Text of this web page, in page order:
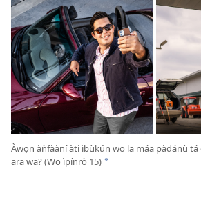
Àwọn àǹfààní àti ìbùkún wo la máa pàdánù
ara wa? (Wo ìpínrọ̀ 15) *